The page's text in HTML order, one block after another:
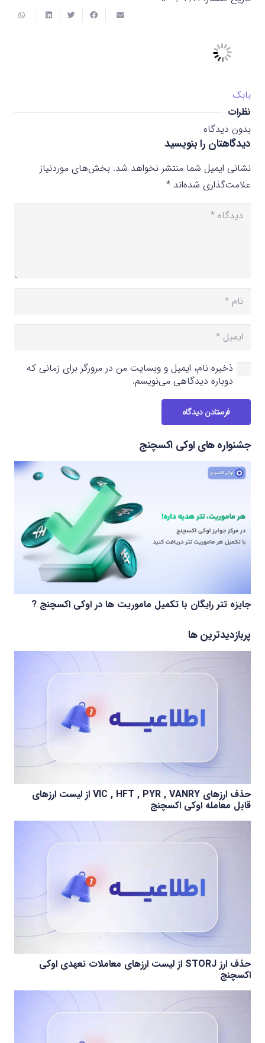
بابک
نظرات
بدون دیدگاه
دیدگاهتان را بنویسید
نشانی ایمیل شما منتشر نخواهد شد. بخش‌های موردنیاز
علامت‌گذاری شده‌اند *
ذخیره نام، ایمیل و وبسایت من در مرورگر برای زمانی که
دوباره دیدگاهی می‌نویسم.
فرستادن دیدگاه
جشنواره های اوکی اکسچنج
جایزه تتر رایگان با تکمیل ماموریت ها در اوکی اکسچنج ?
پربازدیدترین ها
حذف ارزهای VIC , HFT , PYR , VANRY از لیست ارزهای
قابل معامله اوکی اکسچنج
حذف ارز STORJ از لیست ارزهای معاملات تعهدی اوکی
اکسچنج